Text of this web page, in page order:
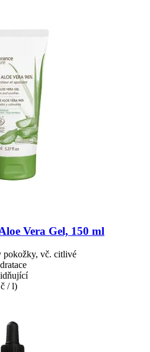
Vera Gel, 150 ml
pokožky, vč. citlivé
/ l)